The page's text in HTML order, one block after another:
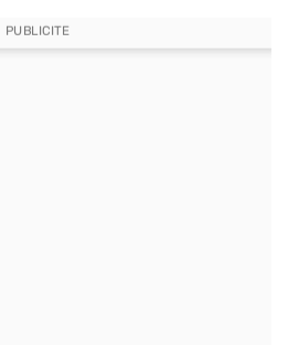
PUBLICITE